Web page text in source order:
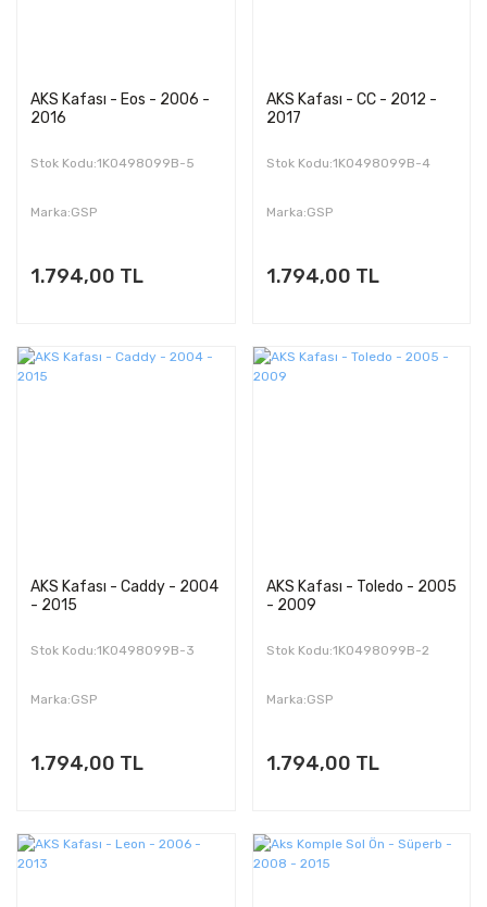
AKS Kafası - Eos - 2006 -
2016
Stok Kodu:1K0498099B-5
Marka:GSP
1.794,00 TL
AKS Kafası - CC - 2012 -
2017
Stok Kodu:1K0498099B-4
Marka:GSP
1.794,00 TL
AKS Kafası - Caddy - 2004
- 2015
Stok Kodu:1K0498099B-3
Marka:GSP
1.794,00 TL
AKS Kafası - Toledo - 2005
- 2009
Stok Kodu:1K0498099B-2
Marka:GSP
1.794,00 TL